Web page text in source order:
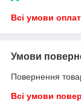
Всі умови
Умови
Повернення
Всі умови